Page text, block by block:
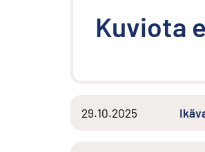
Kuviota
29.10.2025